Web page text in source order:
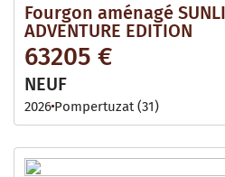
Fourgon aménagé
ADVENTURE EDITION
63205 €
NEUF
2026 Pompertuzat (31)